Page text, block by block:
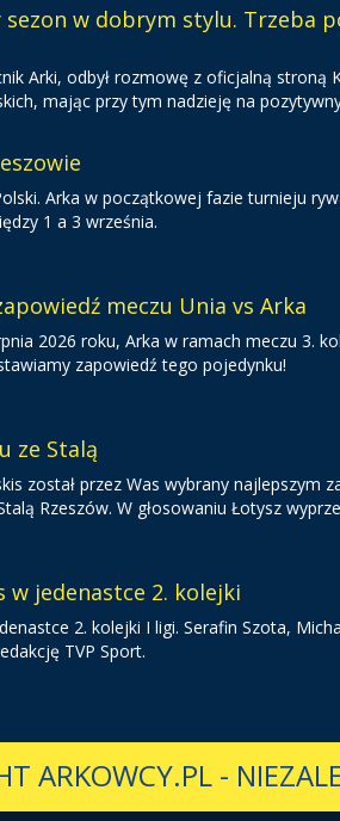
sezon w dobrym stylu. Trzeba
Arki, odbył rozmowę z oficjalną stroną
mając przy tym nadzieję na
Arka w początkowej fazie turnieju
1 a 3 września.
meczu Unia vs Arka
2026 roku, Arka w ramach meczu 3.
zapowiedź tego pojedynku!
ze Stalą
został przez Was wybrany najlepszym
Rzeszów. W głosowaniu Łotysz
w jedenastce 2. kolejki
2. kolejki I ligi. Serafin Szota,
TVP Sport.
ARKOWCY.PL -